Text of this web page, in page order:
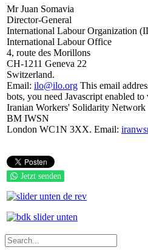
Mr Juan Somavia
Director-General
International Labour Organization
International Labour Office
4, route des Morillons
CH-1211 Geneva 22
Switzerland.
Email: ilo@ilo.org This email
bots, you need Javascript enabled
Iranian Workers' Solidarity Network
BM IWSN
London WC1N 3XX. Email:
Jetzt senden